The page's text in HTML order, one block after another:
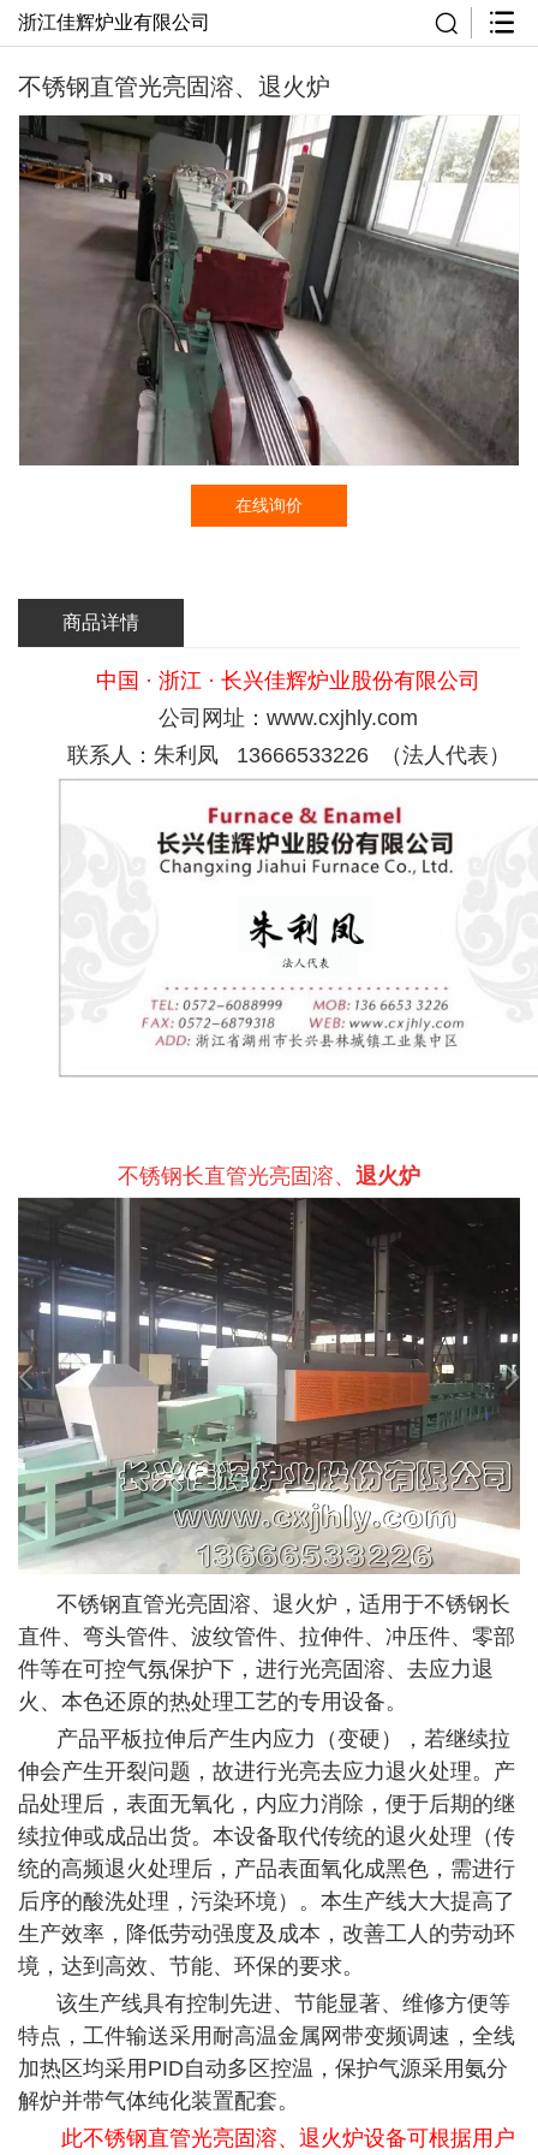
浙江佳辉炉业有限公司
不锈钢直管光亮固溶、退火炉
在线询价
商品详情
中国 · 浙江 · 长兴佳辉炉业股份有限公司
公司网址：www.cxjhly.com
联系人：朱利凤 13666533226 （法人代表）
不锈钢长直管光亮固溶、 退火炉
不锈钢直管光亮固溶、退火炉，适用于不锈钢长
直件、弯头管件、波纹管件、拉伸件、冲压件、零部
件等在可控气氛保护下，进行光亮固溶、去应力退
火、本色还原的热处理工艺的专用设备。
产品平板拉伸后产生内应力（变硬），若继续拉
伸会产生开裂问题，故进行光亮去应力退火处理。产
品处理后，表面无氧化，内应力消除，便于后期的继
续拉伸或成品出货。本设备取代传统的退火处理（传
统的高频退火处理后，产品表面氧化成黑色，需进行
后序的酸洗处理，污染环境）。本生产线大大提高了
生产效率，降低劳动强度及成本，改善工人的劳动环
境，达到高效、节能、环保的要求。
该生产线具有控制先进、节能显著、维修方便等
特点，工件输送采用耐高温金属网带变频调速，全线
加热区均采用PID自动多区控温，保护气源采用氨分
解炉并带气体纯化装置配套。
此不锈钢直管光亮固溶、退火炉设备可根据用户